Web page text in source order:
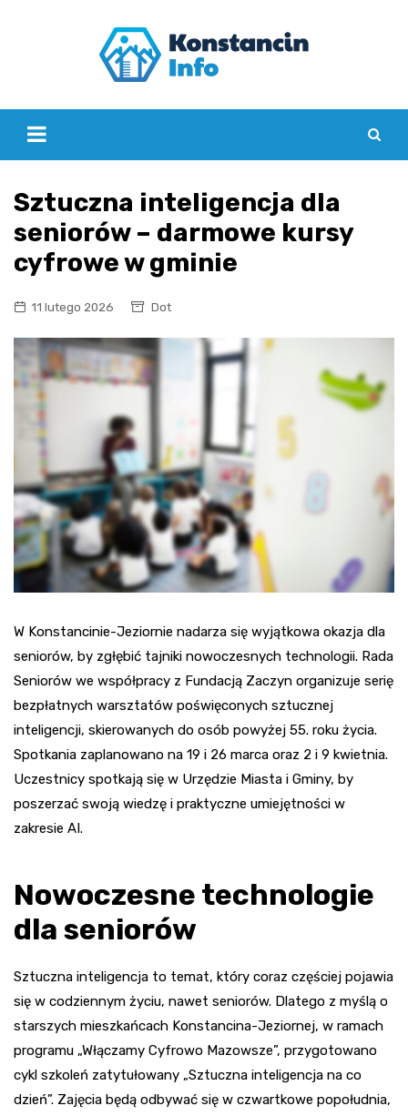
Sztuczna inteligencja dla
seniorów – darmowe kursy
cyfrowe w gminie
11 lutego 2026 Dot
W Konstancinie-Jeziornie nadarza się wyjątkowa okazja dla
seniorów, by zgłębić tajniki nowoczesnych technologii. Rada
Seniorów we współpracy z Fundacją Zaczyn organizuje serię
bezpłatnych warsztatów poświęconych sztucznej
inteligencji, skierowanych do osób powyżej 55. roku życia.
Spotkania zaplanowano na 19 i 26 marca oraz 2 i 9 kwietnia.
Uczestnicy spotkają się w Urzędzie Miasta i Gminy, by
poszerzać swoją wiedzę i praktyczne umiejętności w
zakresie AI.
Nowoczesne technologie
dla seniorów
Sztuczna inteligencja to temat, który coraz częściej pojawia
się w codziennym życiu, nawet seniorów. Dlatego z myślą o
starszych mieszkańcach Konstancina-Jeziornej, w ramach
programu „Włączamy Cyfrowo Mazowsze”, przygotowano
cykl szkoleń zatytułowany „Sztuczna inteligencja na co
dzień”. Zajęcia będą odbywać się w czwartkowe popołudnia,